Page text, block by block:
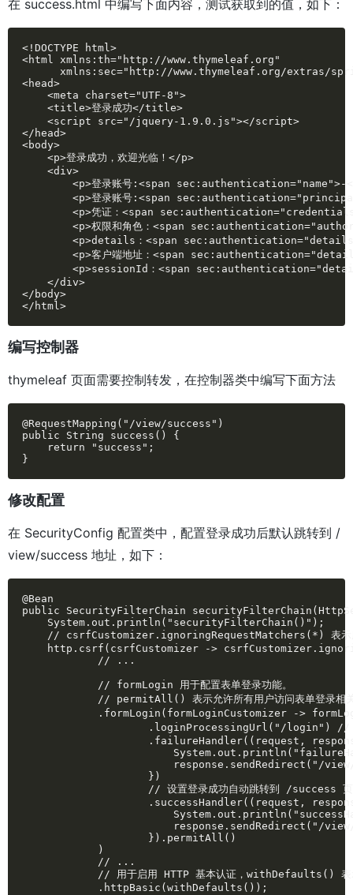
在 success.html 中编写下面内容，测试获取到的值，如下：
<!DOCTYPE html>
<html xmlns:th="http://www.thymeleaf.org"
xmlns:sec="http://www.thymeleaf.org/extras/
<head>
<meta charset="UTF-8">
<title>登录成功</title>
<script src="/jquery-1.9.0.js"></script>
</head>
<body>
<p>登录成功，欢迎光临！</p>
<div>
<p>登录账号:<span sec:authentication="name">-</
<p>登录账号:<span
<p>凭证：<span
<p>权限和角色：<span
<p>details：<span
<p>客户端地址：<span
<p>sessionId：<span
</div>
</body>
</html>
编写控制器
thymeleaf 页面需要控制转发，在控制器类中编写下面方法
@RequestMapping("/view/success")
public String success() {
return "success";
}
修改配置
在 SecurityConfig 配置类中，配置登录成功后默认跳转到 /
view/success 地址，如下：
@Bean
public SecurityFilterChain
System.out.println("securityFilterChain()");
// csrfCustomizer.ignoringRequestMatchers(*) 表示所
http.csrf(csrfCustomizer ->
// ...
// formLogin 用于配置表单登录功能。
// permitAll() 表示允许所有用户访问表单登录相关的页
.formLogin(formLoginCustomizer ->
.loginProcessingUrl("/login") // 设置登
.failureHandler((request, response,
response.sendRedirect("/view/
})
// 设置登录成功自动跳转到 /success 页面，
.successHandler((request, response,
response.sendRedirect("/view/
}).permitAll()
)
// ...
// 用于启用 HTTP 基本认证，withDefaults() 表示使用
.httpBasic(withDefaults());